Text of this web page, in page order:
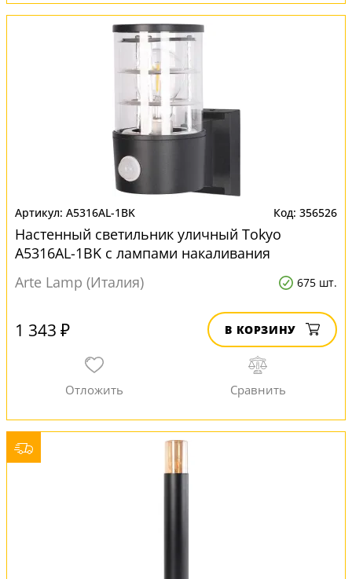
A5316AL-1BK 356526
Настенный светильник уличный Tokyo
A5316AL-1BK с лампами накаливания
Arte Lamp (Италия)
675 шт.
1 343 ₽ В КОРЗИНУ